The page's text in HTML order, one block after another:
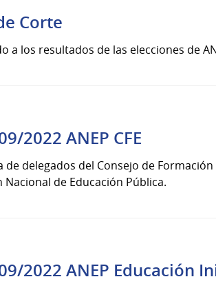
Corte
los resultados de las elecciones de
2022 ANEP CFE
delegados del Consejo de Formación
de Educación Pública.
2022 ANEP Educación